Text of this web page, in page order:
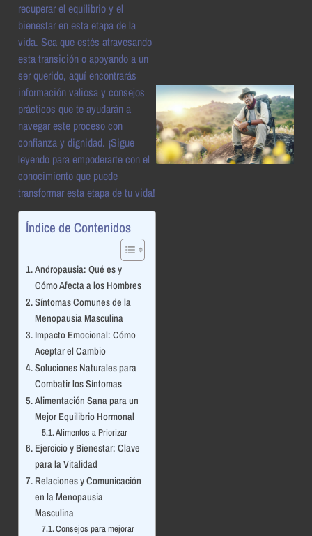
recuperar el equilibrio y el
bienestar en esta etapa de la
vida. Sea que estés atravesando
esta transición o apoyando a un
ser querido, aquí encontrarás
información valiosa y consejos
prácticos que te ayudarán a
navegar este proceso con
confianza y dignidad. ¡Sigue
leyendo para empoderarte con el
conocimiento que puede
transformar esta etapa de tu vida!
Índice de Contenidos
Andropausia: Qué es y
Cómo Afecta a los Hombres
Síntomas Comunes de la
Menopausia Masculina
Impacto Emocional: Cómo
Aceptar el Cambio
Soluciones Naturales para
Combatir los Síntomas
Alimentación Sana para un
Mejor Equilibrio Hormonal
Alimentos a Priorizar
Ejercicio y Bienestar: Clave
para la Vitalidad
Relaciones y Comunicación
en la Menopausia
Masculina
Consejos para mejorar